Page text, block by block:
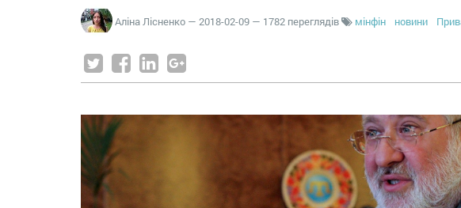
Аліна Лісненко — 2018-02-09 — 1782 переглядів мінфін новини